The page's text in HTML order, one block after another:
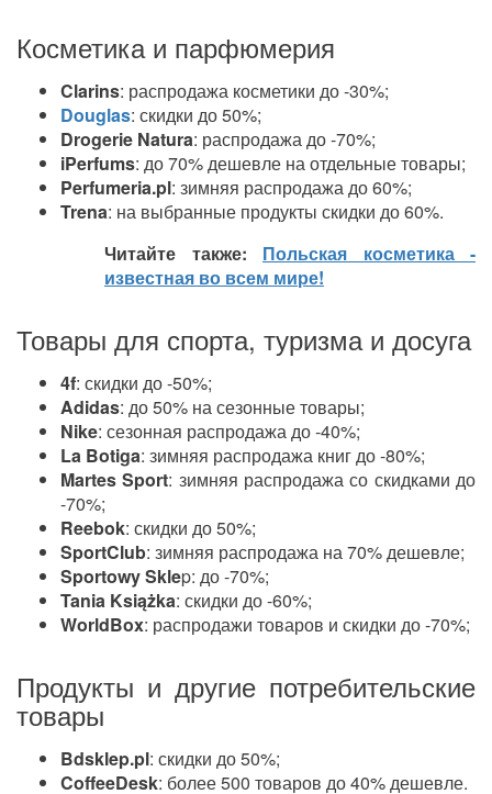
Косметика и парфюмерия
Clarins: распродажа косметики до -30%;
Douglas: скидки до 50%;
Drogerie Natura: распродажа до -70%;
iPerfums: до 70% дешевле на отдельные товары;
Perfumeria.pl: зимняя распродажа до 60%;
Trena: на выбранные продукты скидки до 60%.
Читайте также: Польская косметика -
известная во всем мире!
Товары для спорта, туризма и досуга
4f: скидки до -50%;
Adidas: до 50% на сезонные товары;
Nike: сезонная распродажа до -40%;
La Botiga: зимняя распродажа книг до -80%;
Martes Sport: зимняя распродажа со скидками до
-70%;
Reebok: скидки до 50%;
SportClub: зимняя распродажа на 70% дешевле;
Sportowy Sklep: до -70%;
Tania Książka: скидки до -60%;
WorldBox: распродажи товаров и скидки до -70%;
Продукты и другие потребительские
товары
Bdsklep.pl: скидки до 50%;
CoffeeDesk: более 500 товаров до 40% дешевле.